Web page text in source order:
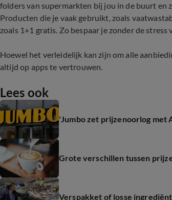
folders van supermarkten bij jou in de buurt en
Producten die je vaak gebruikt, zoals
zoals 1+1 gratis. Zo bespaar je zonder de
Hoewel het verleidelijk kan zijn om alle
altijd op apps te vertrouwen.
Lees ook
'Jumbo zet prijzenoorlog met
Grote verschillen tussen
Verspakket of losse